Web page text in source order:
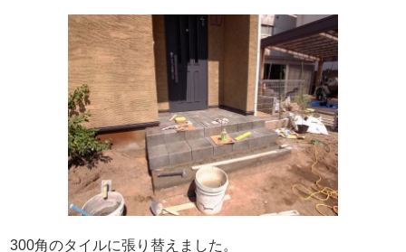
300角のタイルに張り替えました。